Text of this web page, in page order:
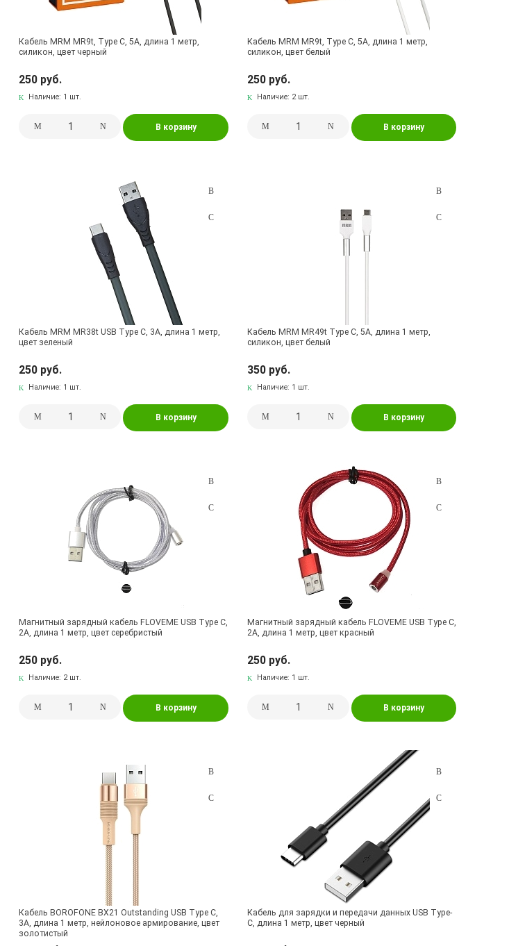
Кабель MRM MR9t, Type C, 5A, длина 1 метр,
силикон, цвет черный
250 руб.
Наличие: 1 шт.
В корзину
Кабель MRM MR9t, Type C, 5A, длина 1 метр,
силикон, цвет белый
250 руб.
Наличие: 2 шт.
В корзину
Кабель MRM MR38t USB Type C, 3A, длина 1 метр,
цвет зеленый
250 руб.
Наличие: 1 шт.
В корзину
Кабель MRM MR49t Type С, 5А, длина 1 метр,
силикон, цвет белый
350 руб.
Наличие: 1 шт.
В корзину
Магнитный зарядный кабель FLOVEME USB Type C,
2A, длина 1 метр, цвет серебристый
250 руб.
Наличие: 2 шт.
В корзину
Магнитный зарядный кабель FLOVEME USB Type C,
2A, длина 1 метр, цвет красный
250 руб.
Наличие: 1 шт.
В корзину
Кабель BOROFONE BX21 Outstanding USB Type C,
3A, длина 1 метр, нейлоновое армирование, цвет
золотистый
Кабель для зарядки и передачи данных USB Type-
C, длина 1 метр, цвет черный